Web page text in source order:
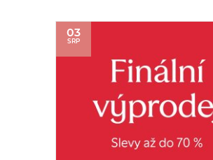
03
SRP